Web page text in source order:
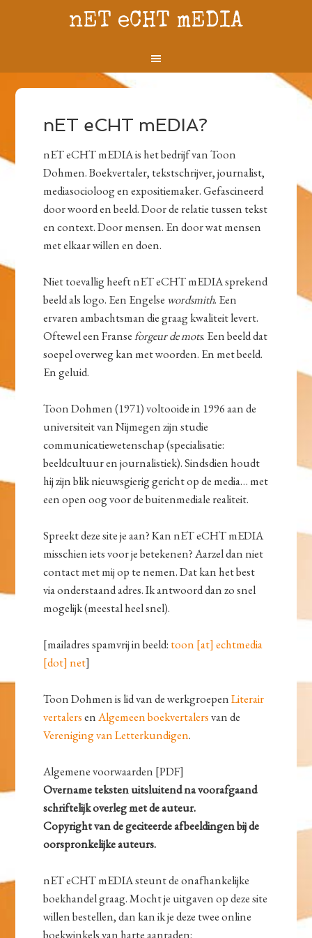
nET eCHT mEDIA
nET eCHT mEDIA?
nET eCHT mEDIA is het bedrijf van Toon
Dohmen. Boekvertaler, tekstschrijver, journalist,
mediasocioloog en expositiemaker. Gefascineerd
door woord en beeld. Door de relatie tussen tekst
en context. Door mensen. En door wat mensen
met elkaar willen en doen.
Niet toevallig heeft nET eCHT mEDIA sprekend
beeld als logo. Een Engelse wordsmith. Een
ervaren ambachtsman die graag kwaliteit levert.
Oftewel een Franseforgeur de mots. Een beeld dat
soepel overweg kan met woorden. En met beeld.
En geluid.
Toon Dohmen (1971) voltooide in 1996 aan de
universiteit van Nijmegen zijn studie
communicatiewetenschap (specialisatie:
beeldcultuur en journalistiek). Sindsdien houdt
hij zijn blik nieuwsgierig gericht op de media… met
een open oog voor de buitenmediale realiteit.
Spreekt deze site je aan? Kan nET eCHT mEDIA
misschien iets voor je betekenen? Aarzel dan niet
contact met mij op te nemen. Dat kan het best
via onderstaand adres. Ik antwoord dan zo snel
mogelijk (meestal heel snel).
[mailadres spamvrij in beeld: toon [at] echtmedia
[dot] net]
Toon Dohmen is lid van de werkgroepenLiterair
vertalersenAlgemeen boekvertalersvan de
Vereniging van Letterkundigen.
Algemene voorwaarden [PDF]
Overname teksten uitsluitend na voorafgaand
schriftelijk overleg met de auteur.
Copyright van de geciteerde afbeeldingen bij de
oorspronkelijke auteurs.
nET eCHT mEDIA steunt de onafhankelijke
boekhandel graag. Mocht je uitgaven op deze site
willen bestellen, dan kan ik je deze twee online
boekwinkels van harte aanraden: